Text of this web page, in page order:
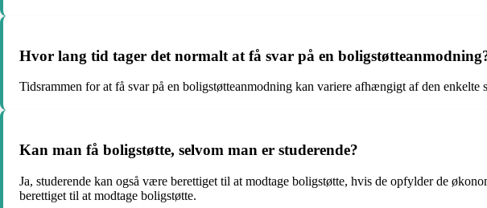
Hvor lang tid tager det normalt at få svar på en
Tidsrammen for at få svar på en boligstøtteanmodning kan variere afhængigt af den
Kan man få boligstøtte, selvom man er studerende?
Ja, studerende kan også være berettiget til at modtage boligstøtte, hvis de opfylder de
berettiget til at modtage boligstøtte.